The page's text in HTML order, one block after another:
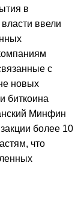
в
ввели
с
новых
биткоина
Минфин
более 10
что